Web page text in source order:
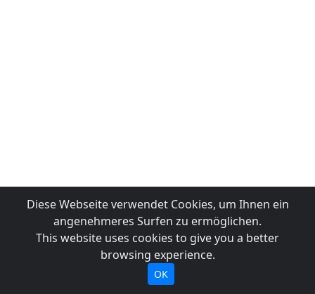
Diese Webseite verwendet Cookies, um Ihnen ein
angenehmeres Surfen zu ermöglichen.
This website uses cookies to give you a better
browsing experience.
OK